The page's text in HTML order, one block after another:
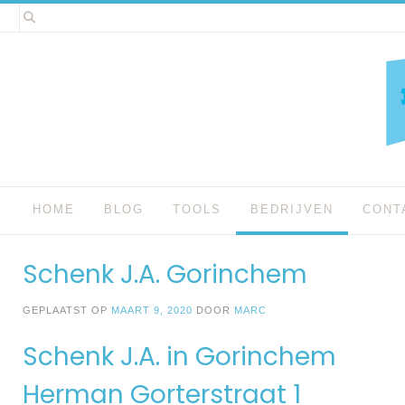
Spring
naar
HOME BLOG TOOLS BEDRIJVEN
Schenk J.A. Gorinchem
GEPLAATST OP MAART 9, 2020 DOOR MARC
Schenk J.A. in Gorinchem
Herman Gorterstraat 1